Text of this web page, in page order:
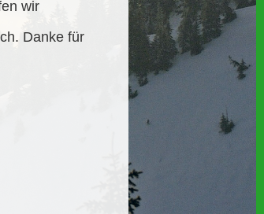
wir
Danke für